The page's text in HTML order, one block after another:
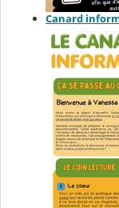
Canard